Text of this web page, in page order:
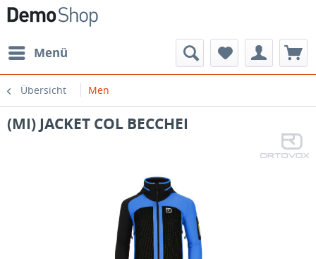
Menü
Übersicht Men
(MI) JACKET COL BECCHEI